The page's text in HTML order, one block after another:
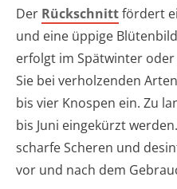
Der Rückschnittfördert
und eine üppige
erfolgt im Spätwinter
Sie bei verholzenden
bis vier Knospen ein. Zu
bis Juni eingekürzt
scharfe Scheren und
vor und nach dem